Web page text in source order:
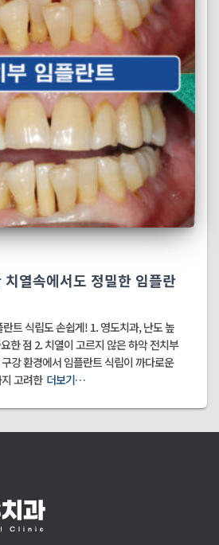
열속에서도 정밀한 임플란
트 식립도 손쉽게! 1. 영도치과, 난도 높
한 점 2. 치열이 고르지 않은 하악 전치부
강 환경에서 임플란트 식립이 까다로운
고려한 더보기…